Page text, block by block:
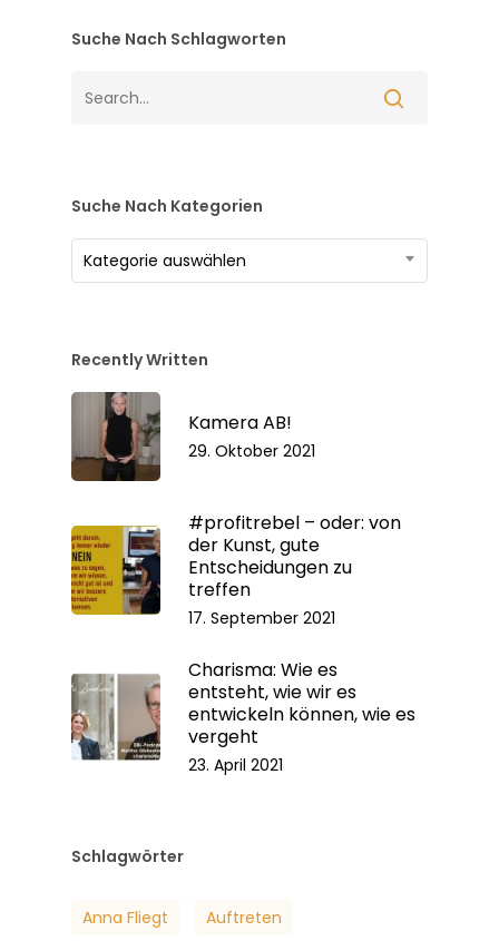
Suche Nach Schlagworten
Suche Nach Kategorien
Suche
nach
Kategorie auswählen
Recently Written
Kamera AB!
29. Oktober 2021
#profitrebel – oder: von
der Kunst, gute
Entscheidungen zu
treffen
17. September 2021
Charisma: Wie es
entsteht, wie wir es
entwickeln können, wie es
vergeht
23. April 2021
Schlagwörter
Anna Fliegt Auftreten